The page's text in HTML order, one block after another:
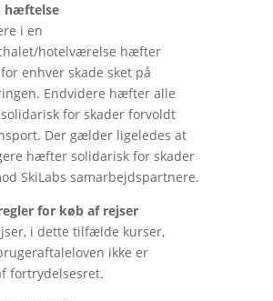
hæftelse
i en
hotelværelse hæfter
enhver skade sket på
Endvidere hæfter alle
for skader forvoldt
Der gælder ligeledes at
hæfter solidarisk for skader
SkiLabs samarbejdspartnere.
for køb af rejser
i dette tilfælde kurser,
ikke er
fortrydelsesret.